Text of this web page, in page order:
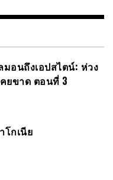
มอนถึงเอปสไตน์: ห่วง
ยขาด ตอนที่ 3
โกเนีย